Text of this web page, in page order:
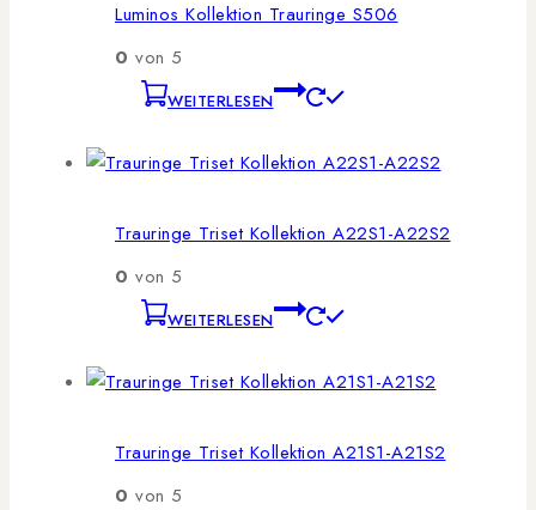
Luminos Kollektion Trauringe S506
0 von 5
WEITERLESEN
Trauringe Triset Kollektion A22S1-A22S2
0 von 5
WEITERLESEN
Trauringe Triset Kollektion A21S1-A21S2
0 von 5